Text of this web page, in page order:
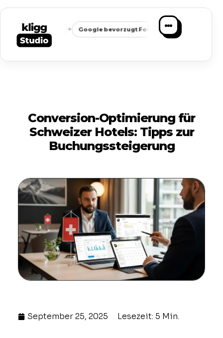
✦ Google bevorzugt Fokus ✦ Passende Anfragen
Conversion-Optimierung für
Schweizer Hotels: Tipps zur
Buchungssteigerung
September 25, 2025 Lesezeit: 5 Min.